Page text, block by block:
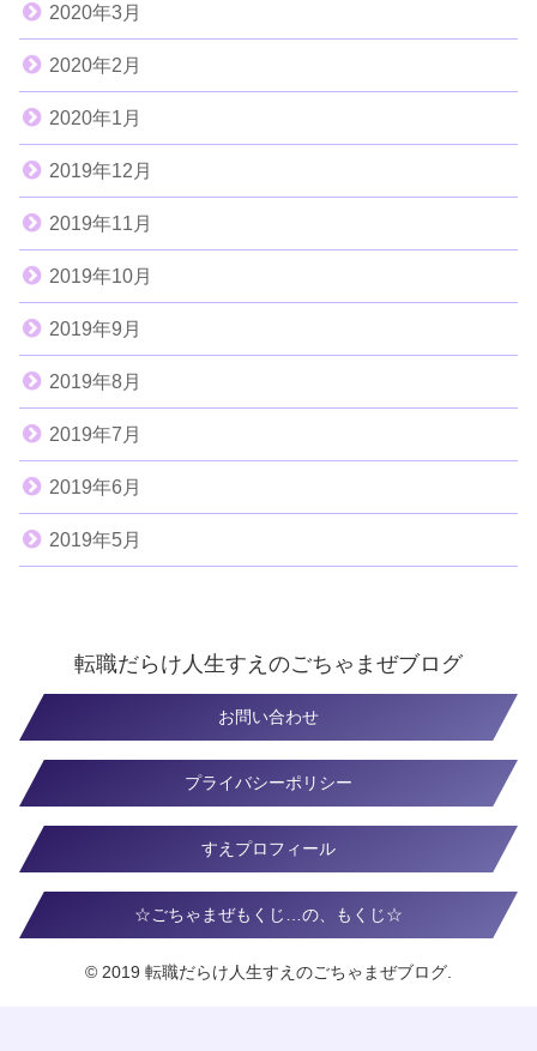
2020年3月
2020年2月
2020年1月
2019年12月
2019年11月
2019年10月
2019年9月
2019年8月
2019年7月
2019年6月
2019年5月
転職だらけ人生すえのごちゃまぜブログ
お問い合わせ
プライバシーポリシー
すえプロフィール
☆ごちゃまぜもくじ…の、もくじ☆
© 2019 転職だらけ人生すえのごちゃまぜブログ.